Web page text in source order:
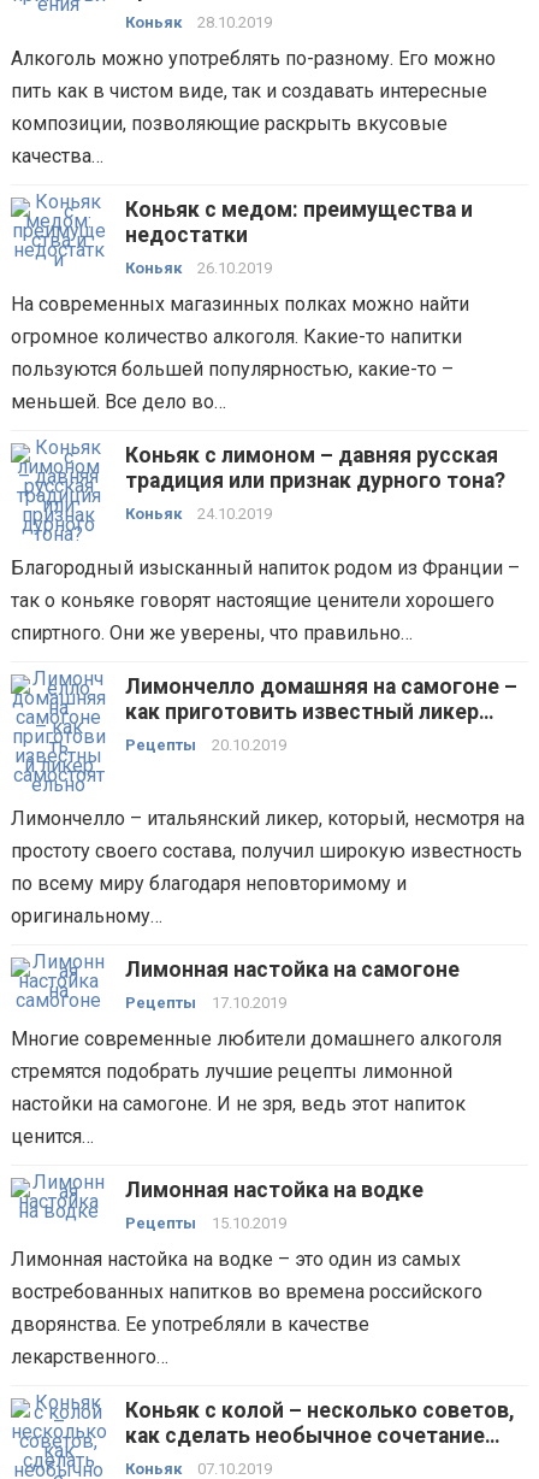
Коньяк 28.10.2019
Алкоголь можно употреблять по-разному. Его можно
пить как в чистом виде, так и создавать интересные
композиции, позволяющие раскрыть вкусовые
качества…
Коньяк с медом: преимущества и
недостатки
Коньяк 26.10.2019
На современных магазинных полках можно найти
огромное количество алкоголя. Какие-то напитки
пользуются большей популярностью, какие-то –
меньшей. Все дело во…
Коньяк с лимоном – давняя русская
традиция или признак дурного тона?
Коньяк 24.10.2019
Благородный изысканный напиток родом из Франции –
так о коньяке говорят настоящие ценители хорошего
спиртного. Они же уверены, что правильно…
Лимончелло домашняя на самогоне –
как приготовить известный ликер
самостоятельно?
Рецепты 20.10.2019
Лимончелло – итальянский ликер, который, несмотря на
простоту своего состава, получил широкую известность
по всему миру благодаря неповторимому и
оригинальному…
Лимонная настойка на самогоне
Рецепты 17.10.2019
Многие современные любители домашнего алкоголя
стремятся подобрать лучшие рецепты лимонной
настойки на самогоне. И не зря, ведь этот напиток
ценится…
Лимонная настойка на водке
Рецепты 15.10.2019
Лимонная настойка на водке – это один из самых
востребованных напитков во времена российского
дворянства. Ее употребляли в качестве
лекарственного…
Коньяк с колой – несколько советов,
как сделать необычное сочетание
вкусным и приятным
Коньяк 07.10.2019